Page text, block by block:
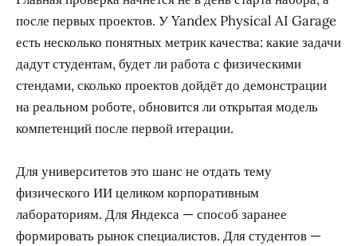
после первых проектов. У Yandex Physical AI Garage
есть несколько понятных метрик качества: какие задачи
дадут студентам, будет ли работа с физическими
стендами, сколько проектов дойдёт до демонстрации
на реальном роботе, обновится ли открытая модель
компетенций после первой итерации.
Для университетов это шанс не отдать тему
физического ИИ целиком корпоративным
лабораториям. Для Яндекса — способ заранее
формировать рынок специалистов. Для студентов —